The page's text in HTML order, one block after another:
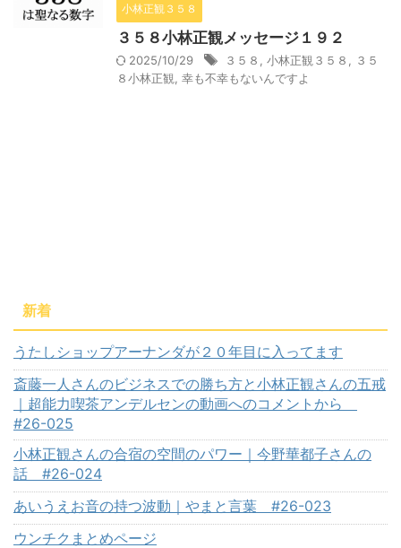
小林正観３５８
３５８小林正観メッセージ１９２
2025/10/29 ３５８ 小林正観３５８
３５
８小林正観
幸も不幸もないんですよ
新着
うたしショップアーナンダが２０年目に入ってます
斎藤一人さんのビジネスでの勝ち方と小林正観さんの五戒
｜超能力喫茶アンデルセンの動画へのコメントから
#26-025
小林正観さんの合宿の空間のパワー｜今野華都子さんの
話 #26-024
あいうえお音の持つ波動｜やまと言葉 #26-023
ウンチクまとめページ